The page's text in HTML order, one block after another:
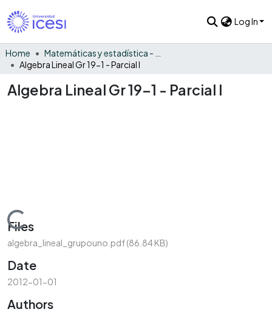
Log In
Home
Algebra Lineal Gr 19-1 - Parcial I
Algebra Lineal Gr 19-1 - Parcial I
Loading...
Files
algebra_lineal_grupouno.pdf(86.84 KB)
Date
2012-01-01
Authors